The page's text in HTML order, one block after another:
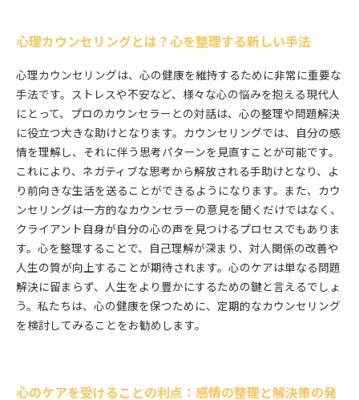
心理カウンセリングとは？心を整理する新しい手法
心理カウンセリングは、心の健康を維持するために非常に重要な
手法です。ストレスや不安など、様々な心の悩みを抱える現代人
にとって、プロのカウンセラーとの対話は、心の整理や問題解決
に役立つ大きな助けとなります。カウンセリングでは、自分の感
情を理解し、それに伴う思考パターンを見直すことが可能です。
これにより、ネガティブな思考から解放される手助けとなり、よ
り前向きな生活を送ることができるようになります。また、カウ
ンセリングは一方的なカウンセラーの意見を聞くだけではなく、
クライアント自身が自分の心の声を見つけるプロセスでもありま
す。心を整理することで、自己理解が深まり、対人関係の改善や
人生の質が向上することが期待されます。心のケアは単なる問題
解決に留まらず、人生をより豊かにするための鍵と言えるでしょ
う。私たちは、心の健康を保つために、定期的なカウンセリング
を検討してみることをお勧めします。
心のケアを受けることの利点：感情の整理と解決策の発